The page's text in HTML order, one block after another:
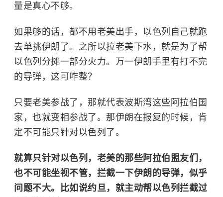
量是真心不够。
如果够的话，都不用老美出手，以色列自己就跑
去单挑伊朗了。之所以拉老美下水，就是为了帮
以色列分摊一部分火力。万一伊朗手里有打不完
的导弹，这可咋整？
只要老美参战了，那就代表波斯湾这些阿拉伯国
家，也就变相参战了。那伊朗在报复的时候，肯
定不可能只针对以色列了。
就算只针对以色列，老美的那些阿拉伯盟友们，
也不可能坐视不管，拦截一下伊朗的导弹，似乎
问题不大。比如说约旦，就主动帮以色列拦截过